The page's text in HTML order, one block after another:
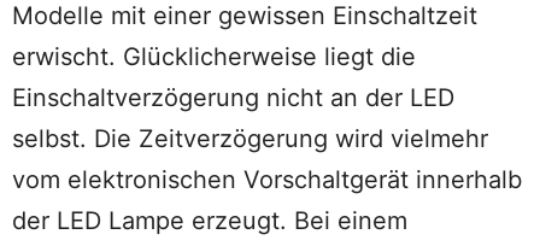
Modelle mit einer gewissen Einschaltzeit
erwischt. Glücklicherweise liegt die
Einschaltverzögerung nicht an der LED
selbst. Die Zeitverzögerung wird vielmehr
vom elektronischen Vorschaltgerät innerhalb
der LED Lampe erzeugt. Bei einem